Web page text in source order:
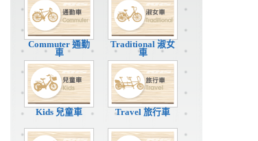
Commuter 通勤
車
Traditional 淑女
車
Kids 兒童車 Travel 旅行車